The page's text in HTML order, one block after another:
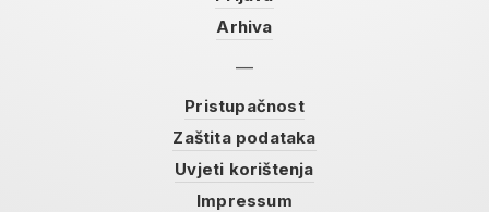
Arhiva
Pristupačnost
Zaštita podataka
Uvjeti korištenja
Impressum